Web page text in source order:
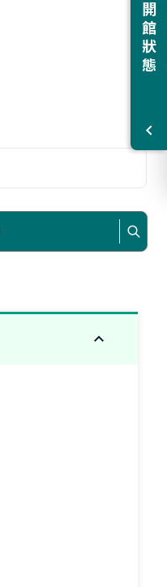
開館狀態